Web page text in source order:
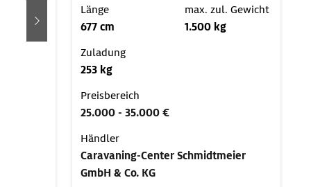
weiter
Länge
677 cm
max. zul. Gewicht
1.500 kg
Zuladung
253 kg
Preisbereich
25.000 - 35.000 €
Händler
Caravaning-Center Schmidtmeier
GmbH & Co. KG